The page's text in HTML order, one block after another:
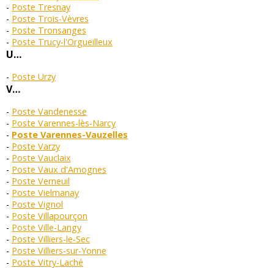
Poste Tresnay
Poste Trois-Vèvres
Poste Tronsanges
Poste Trucy-l'Orgueilleux
U…
Poste Urzy
V…
Poste Vandenesse
Poste Varennes-lès-Narcy
Poste Varennes-Vauzelles
Poste Varzy
Poste Vauclaix
Poste Vaux d'Amognes
Poste Verneuil
Poste Vielmanay
Poste Vignol
Poste Villapourçon
Poste Ville-Langy
Poste Villiers-le-Sec
Poste Villiers-sur-Yonne
Poste Vitry-Laché